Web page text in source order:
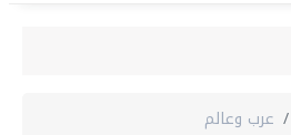
عرب وعالم